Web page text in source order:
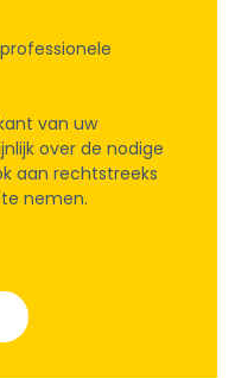
van uw
over de nodige
aan rechtstreeks
nemen.